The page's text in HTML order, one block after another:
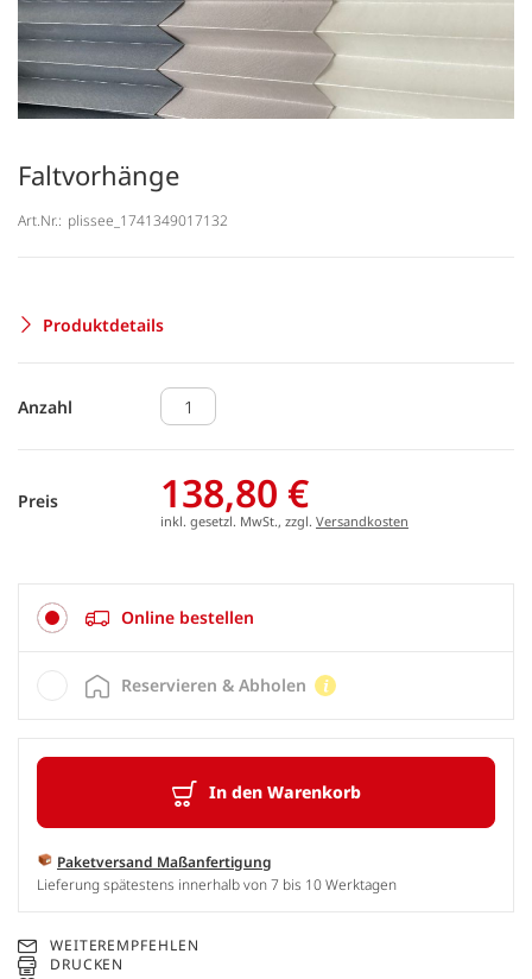
Faltvorhänge
Art.Nr.: plissee_1741349017132
Produktdetails
Anzahl
Preis 138,80 €
inkl. gesetzl. MwSt., zzgl. Versandkosten
Online bestellen
In den Warenkorb
Paketversand Maßanfertigung
Lieferung spätestens innerhalb von 7 bis 10 Werktagen
Reservieren & Abholen
WEITEREMPFEHLEN
DRUCKEN